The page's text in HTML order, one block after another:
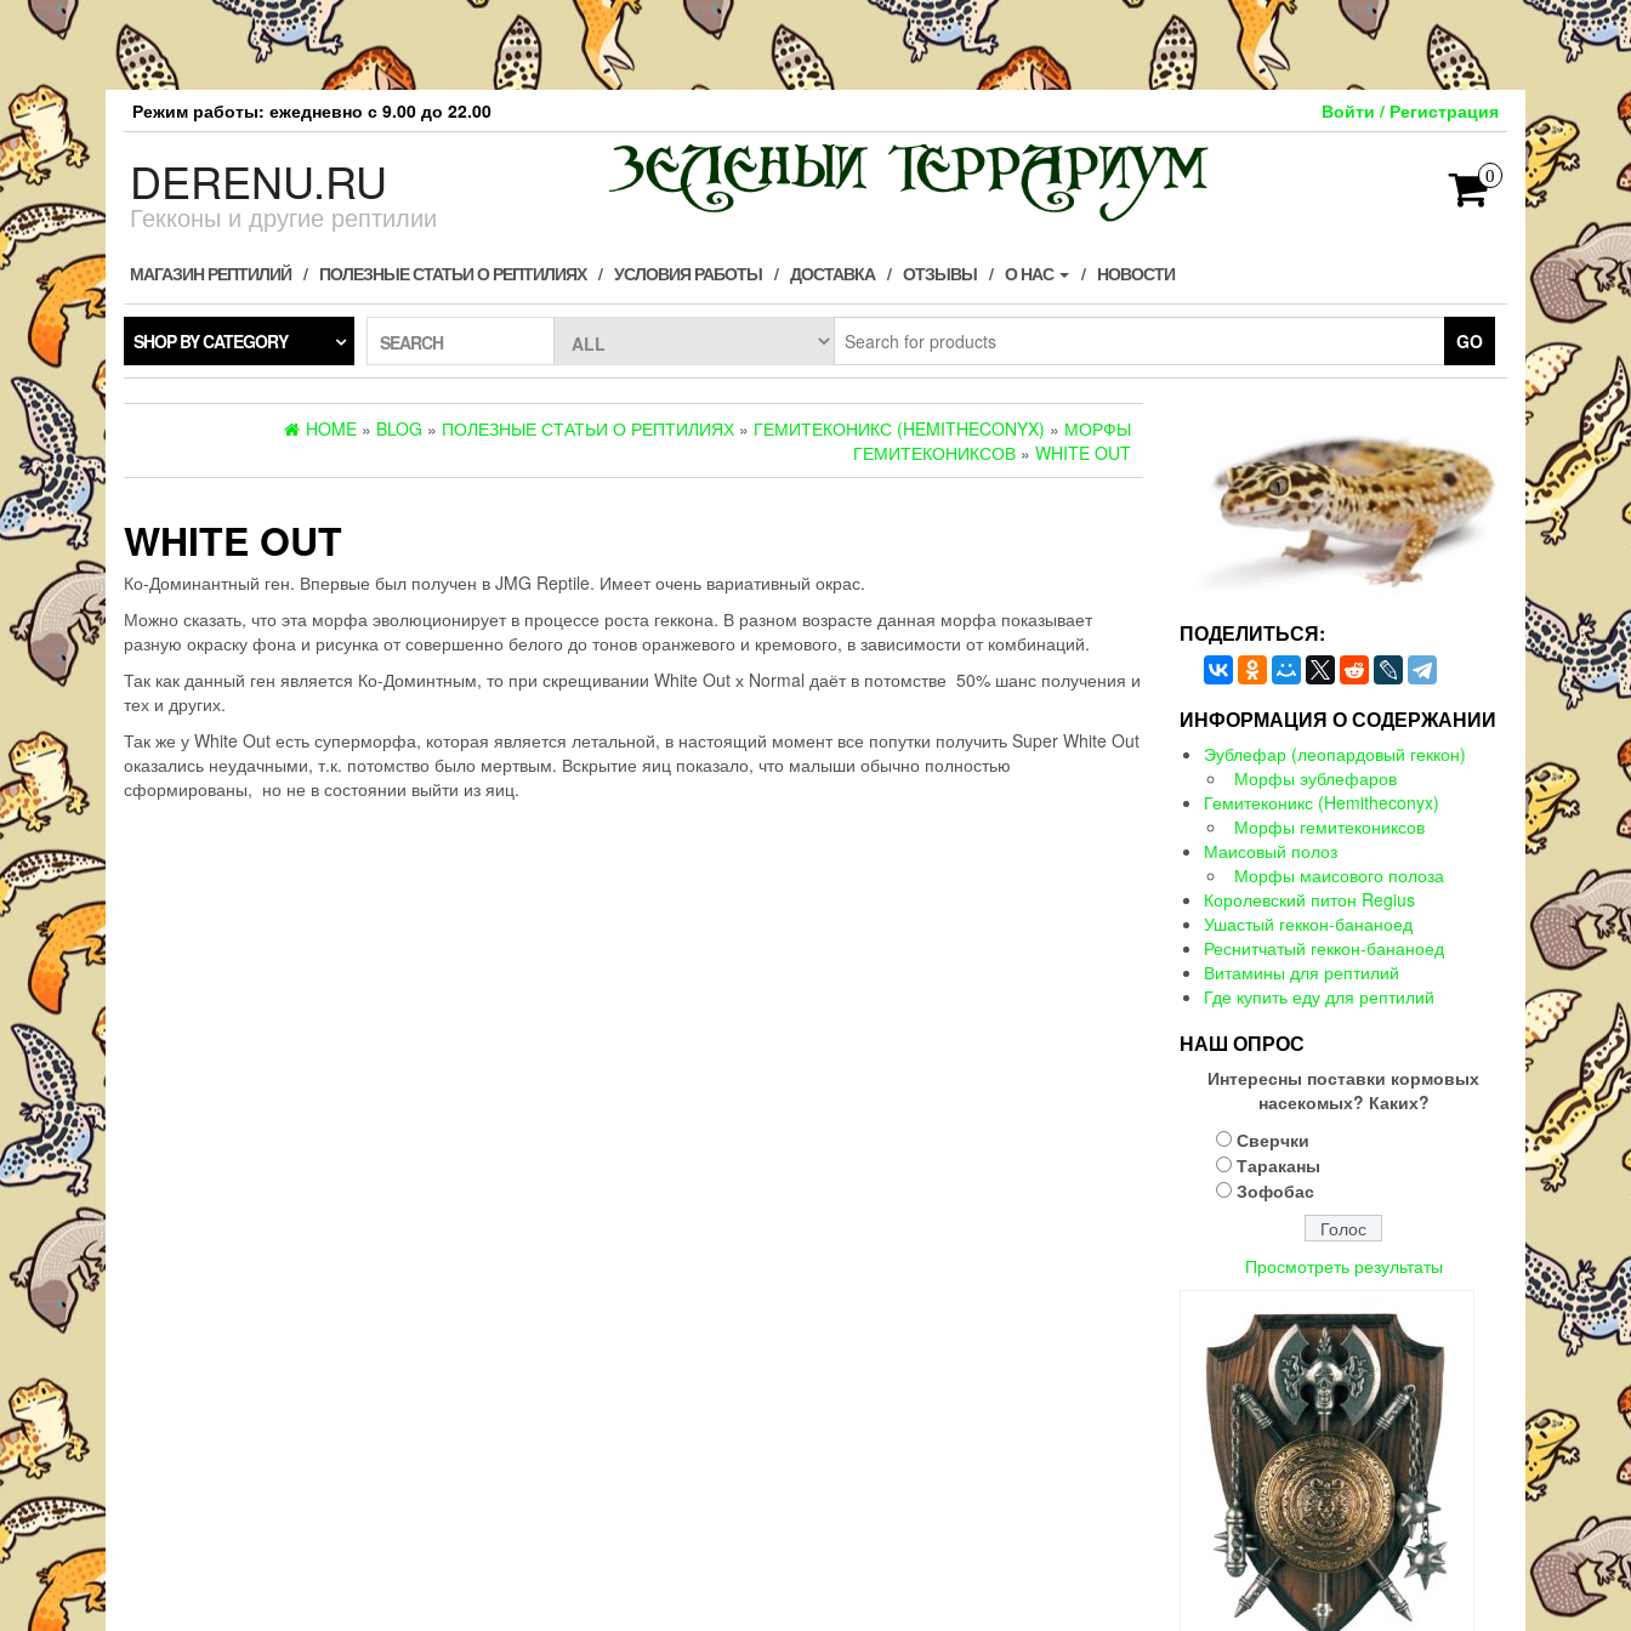
Skip
to
the
content
Режим работы: ежедневно с 9.00 до 22.00 Войти / Регистрация
DERENU.RU
Гекконы и другие рептилии
0
МАГАЗИН РЕПТИЛИЙ ПОЛЕЗНЫЕ СТАТЬИ О РЕПТИЛИЯХ УСЛОВИЯ РАБОТЫ ДОСТАВКА ОТЗЫВЫ О НАС НОВОСТИ
SHOP BY CATEGORY SEARCH GO
HOME » BLOG » ПОЛЕЗНЫЕ СТАТЬИ О РЕПТИЛИЯХ » ГЕМИТЕКОНИКС (HEMITHECONYX) » МОРФЫ
ГЕМИТЕКОНИКСОВ » WHITE OUT
WHITE OUT
Ко-Доминантный ген. Впервые был получен в JMG Reptile. Имеет очень вариативный окрас.
Можно сказать, что эта морфа эволюционирует в процессе роста геккона. В разном возрасте данная морфа показывает
разную окраску фона и рисунка от совершенно белого до тонов оранжевого и кремового, в зависимости от комбинаций.
Так как данный ген является Ко-Доминтным, то при скрещивании White Out х Normal даёт в потомстве 50% шанс получения и
тех и других.
Так же у White Out есть суперморфа, которая является летальной, в настоящий момент все попутки получить Super White Out
оказались неудачными, т.к. потомство было мертвым. Вскрытие яиц показало, что малыши обычно полностью
сформированы, но не в состоянии выйти из яиц.
ПОДЕЛИТЬСЯ:
ИНФОРМАЦИЯ О СОДЕРЖАНИИ
Эублефар (леопардовый геккон)
Морфы эублефаров
Гемитеконикс (Hemitheconyx)
Морфы гемитекониксов
Маисовый полоз
Морфы маисового полоза
Королевский питон Regius
Ушастый геккон-бананоед
Реснитчатый геккон-бананоед
Витамины для рептилий
Где купить еду для рептилий
НАШ ОПРОС
Интересны поставки кормовых
насекомых? Каких?
Сверчки
Тараканы
Зофобас
Просмотреть результаты